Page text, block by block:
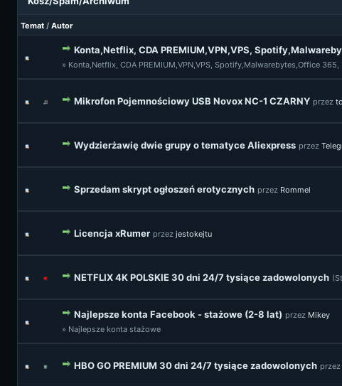
Temat / Autor
Konta,Netflix, CDA PREMIUM,VPN,VPS,
» Konta,Netflix, CDA PREMIUM,VPN,VPS, Spotify,Malwarebytes,Office
Mikrofon Pojemnościowy USB Novox NC-1 CZARNY przez
Wydzierżawię dwie grupy o tematyce Aliexpress przez
Sprzedam skrypt ogłoszeń erotycznych przez Rommel
Licencja xRumer przez jestokejtu
NETFLIX 4K POLSKIE 30 dni 24/7 tysiące zadowolonych
Najlepsze konta Facebook - stażowe (2-8 lat) przez Mikey
» Najlepsze konta stażowe
HBO GO PREMIUM 30 dni 24/7 tysiące zadowolonych przez